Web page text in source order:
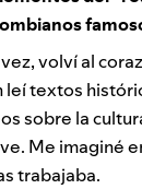
volví al
leí textos
sobre la
Me imaginé
trabajaba.